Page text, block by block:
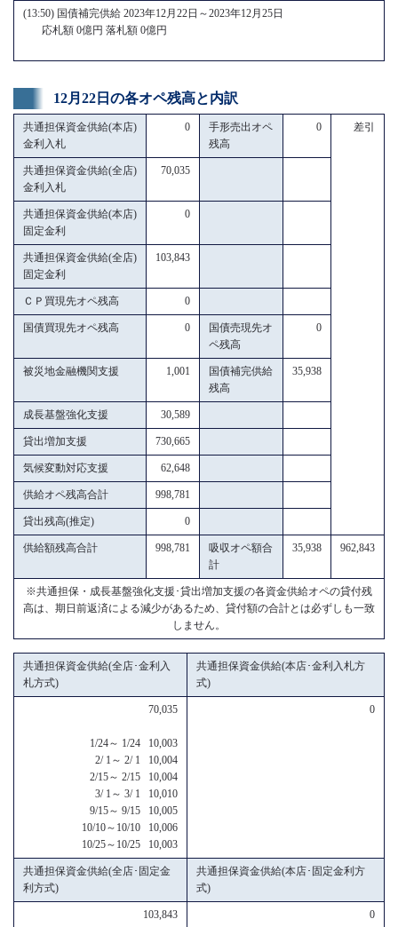
(13:50) 国債補完供給 2023年12月22日～2023年12月25日
応札額 0億円 落札額 0億円
12月22日の各オペ残高と内訳
共通担保資金供給(本店)
金利入札
0
手形売出オペ
残高
0 差引
共通担保資金供給(全店)
金利入札
70,035
共通担保資金供給(本店)
固定金利
0
共通担保資金供給(全店)
固定金利
103,843
ＣＰ買現先オペ残高 0
国債買現先オペ残高 0
国債売現先オ
ペ残高
0
被災地金融機関支援 1,001
国債補完供給
残高
35,938
成長基盤強化支援 30,589
貸出増加支援 730,665
気候変動対応支援 62,648
供給オペ残高合計 998,781
貸出残高(推定) 0
供給額残高合計 998,781
吸収オペ額合
計
35,938 962,843
※共通担保・成長基盤強化支援･貸出増加支援の各資金供給オペの貸付残
高は、期日前返済による減少があるため、貸付額の合計とは必ずしも一致
しません。
共通担保資金供給(全店･金利入
札方式)
共通担保資金供給(本店･金利入札方
式)
70,035
1/24～ 1/24 10,003
2/ 1～ 2/ 1 10,004
2/15～ 2/15 10,004
3/ 1～ 3/ 1 10,010
9/15～ 9/15 10,005
10/10～10/10 10,006
10/25～10/25 10,003
0
共通担保資金供給(全店･固定金
利方式)
共通担保資金供給(本店･固定金利方
式)
103,843 0